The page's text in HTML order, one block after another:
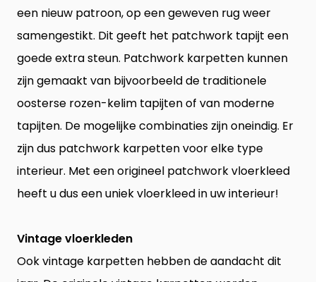
een nieuw patroon, op een geweven rug weer
samengestikt. Dit geeft het patchwork tapijt een
goede extra steun. Patchwork karpetten kunnen
zijn gemaakt van bijvoorbeeld de traditionele
oosterse rozen-kelim tapijten of van moderne
tapijten. De mogelijke combinaties zijn oneindig. Er
zijn dus patchwork karpetten voor elke type
interieur. Met een origineel patchwork vloerkleed
heeft u dus een uniek vloerkleed in uw interieur!
Vintage vloerkleden
Ook vintage karpetten hebben de aandacht dit